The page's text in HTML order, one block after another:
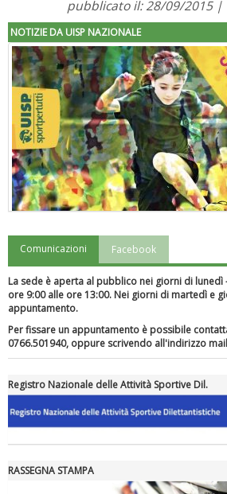
pubblicato il: 28/09/2015 |
NOTIZIE DA UISP NAZIONALE
"Superare gli ostacoli": la relazione di
Luglio 2026: "Pensando con i piedi, si
Comunicazioni Facebook
La sede è aperta al pubblico nei giorni di
ore 9:00 alle ore 13:00. Nei giorni di martedì e
appuntamento.
Per fissare un appuntamento è possibile
0766.501940, oppure scrivendo all'indirizzo
Registro Nazionale delle Attività Sportive Dil.
RASSEGNA STAMPA